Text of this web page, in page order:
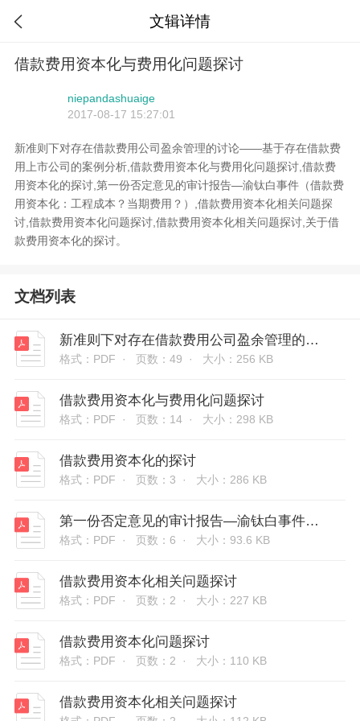
 文辑详情
借款费用资本化与费用化问题探讨
niepandashuaige
2017-08-17 15:27:01
新准则下对存在借款费用公司盈余管理的讨论——基于存在借款费
用上市公司的案例分析,借款费用资本化与费用化问题探讨,借款费
用资本化的探讨,第一份否定意见的审计报告—渝钛白事件（借款费
用资本化：工程成本？当期费用？）,借款费用资本化相关问题探
讨,借款费用资本化问题探讨,借款费用资本化相关问题探讨,关于借
款费用资本化的探讨。
文档列表
新准则下对存在借款费用公司盈余管理的讨论——基于存在借款费用上市公司的案例分析
格式：PDF · 页数：49 · 大小：256 KB
借款费用资本化与费用化问题探讨
格式：PDF · 页数：14 · 大小：298 KB
借款费用资本化的探讨
格式：PDF · 页数：3 · 大小：286 KB
第一份否定意见的审计报告—渝钛白事件（借款费用资本化：工程成本？当期费用？）
格式：PDF · 页数：6 · 大小：93.6 KB
借款费用资本化相关问题探讨
格式：PDF · 页数：2 · 大小：227 KB
借款费用资本化问题探讨
格式：PDF · 页数：2 · 大小：110 KB
借款费用资本化相关问题探讨